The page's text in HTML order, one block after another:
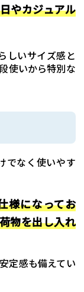
やカジュアル
しいサイズ感と
使いから特別な
でなく使いやす
様になってお
物を出し入れ
定感も備えてい